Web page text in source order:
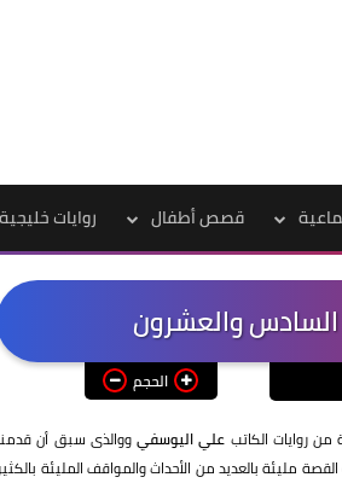
قصص أطفال روايات خليجية
والعشرون
الحجم
روايات الكاتب علي اليوسفيووالذى سبق أن
مليئة بالعديد من الأحداث والمواقف المليئة